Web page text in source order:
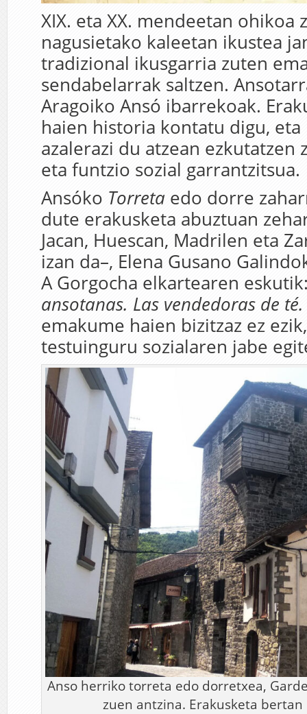
XIX. eta XX. mendeetan ohikoa
nagusietako kaleetan ikustea
tradizional ikusgarria zuten
sendabelarrak saltzen.
Aragoiko Ansó ibarrekoak.
haien historia kontatu digu, eta
azalerazi du atzean ezkutatzen
eta funtzio sozial garrantzitsua.
Ansóko Torreta edo dorre
dute erakusketa abuztuan
Jacan, Huescan, Madrilen eta
izan da–, Elena Gusano
A Gorgocha elkartearen
ansotanas. Las vendedoras de
emakume haien bizitzaz ez
testuinguru sozialaren jabe
Anso herriko torreta edo dorretxea,
zuen antzina. Erakusketa bertan